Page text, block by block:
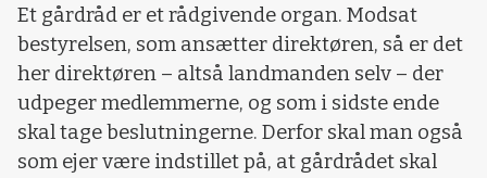
Et gårdråd er et rådgivende organ. Modsat
bestyrelsen, som ansætter direktøren, så er det
her direktøren – altså landmanden selv – der
udpeger medlemmerne, og som i sidste ende
skal tage beslutningerne. Derfor skal man også
som ejer være indstillet på, at gårdrådet skal